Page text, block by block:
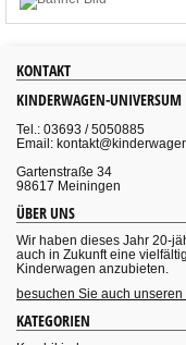
KONTAKT
KINDERWAGEN-UNIVERSUM
Tel.: 03693 / 5050885
Email:
Gartenstraße 34
98617 Meiningen
ÜBER UNS
Wir haben dieses Jahr 20-
auch in Zukunft eine
Kinderwagen anzubieten.
besuchen Sie auch unseren
KATEGORIEN